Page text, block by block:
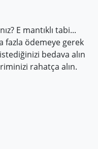
E mantıklı tabi...
fazla ödemeye gerek
bedava alın
rahatça alın.